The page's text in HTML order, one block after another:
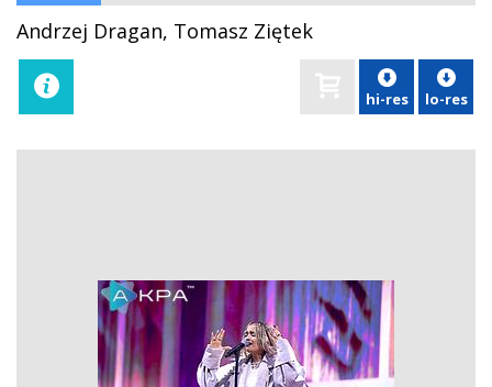
Andrzej Dragan, Tomasz Ziętek
hi-res lo-res